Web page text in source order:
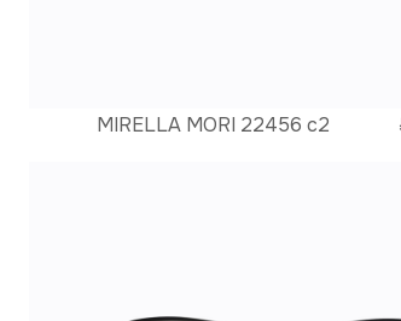
MIRELLA MORI 22456 c2